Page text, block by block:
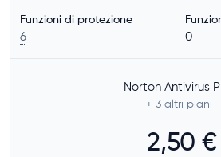
Protezione email
Funzioni di protezione
6 0
Norton Antivirus
+ 3 altri piani
2,50 €